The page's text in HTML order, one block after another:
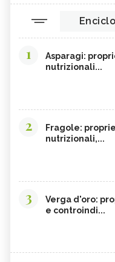
1
Asparagi:
nutrizionali...
2
Fragole:
nutrizionali,...
3
Verga d'oro:
e controindi...